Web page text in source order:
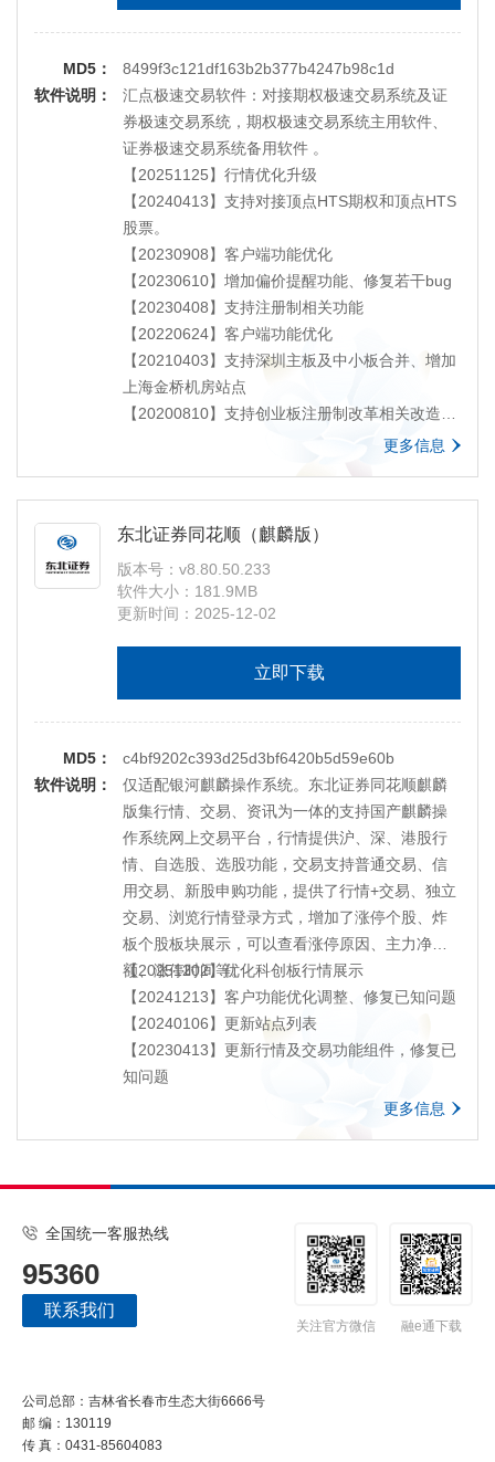
MD5：
8499f3c121df163b2b377b4247b98c1d
软件说明：
汇点极速交易软件：对接期权极速交易系统及证
券极速交易系统，期权极速交易系统主用软件、
证券极速交易系统备用软件 。
【20251125】行情优化升级
【20240413】支持对接顶点HTS期权和顶点HTS
股票。
【20230908】客户端功能优化
【20230610】增加偏价提醒功能、修复若干bug
【20230408】支持注册制相关功能
【20220624】客户端功能优化
【20210403】支持深圳主板及中小板合并、增加
上海金桥机房站点
【20200810】支持创业板注册制改革相关改造。
【20191219】新增上海组合保证金及深圳股票期
能。
【20170517】新增广州腾讯云、杭州阿里云行情
主站，修改上海电信站点IP地址
更多信息
东北证券同花顺（麒麟版）
版本号：v8.80.50.233
软件大小：181.9MB
更新时间：2025-12-02
立即下载
MD5：
c4bf9202c393d25d3bf6420b5d59e60b
软件说明：
仅适配银河麒麟操作系统。东北证券同花顺麒麟
版集行情、交易、资讯为一体的支持国产麒麟操
作系统网上交易平台，行情提供沪、深、港股行
情、自选股、选股功能，交易支持普通交易、信
用交易、新股申购功能，提供了行情+交易、独立
交易、浏览行情登录方式，增加了涨停个股、炸
板个股板块展示，可以查看涨停原因、主力净
额、涨停时间等。
【20251202】优化科创板行情展示
【20241213】客户功能优化调整、修复已知问题
【20240106】更新站点列表
【20230413】更新行情及交易功能组件，修复已
知问题
更多信息
关注官方微信 融e通下载
全国统一客服热线
95360
联系我们
公司总部：吉林省长春市生态大街6666号
邮 编：130119
传 真：0431-85604083